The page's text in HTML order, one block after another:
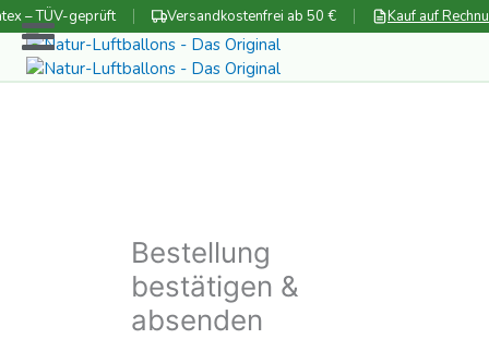
Zum
Inhalt
springen
– TÜV-geprüft Versandkostenfrei ab 50 € Kauf auf
Bestellung
bestätigen &
absenden